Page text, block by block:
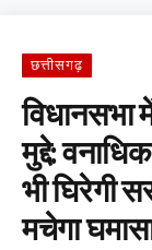
छत्तीसगढ़
विधानसभा
मुद्दे:
भी घिरेगी
मचेगा